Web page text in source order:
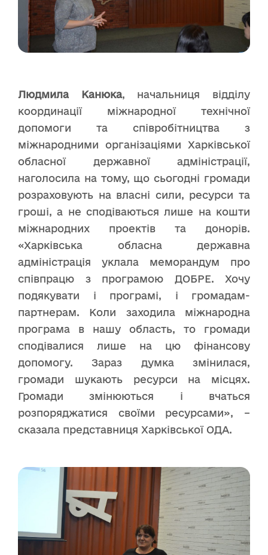
Людмила Канюка, начальниця відділу
координації міжнародної технічної
допомоги та співробітництва з
міжнародними організаціями Харківської
обласної державної адміністрації,
наголосила на тому, що сьогодні громади
розраховують на власні сили, ресурси та
гроші, а не сподіваються лише на кошти
міжнародних проектів та донорів.
«Харківська обласна державна
адміністрація уклала меморандум про
співпрацю з програмою ДОБРЕ. Хочу
подякувати і програмі, і громадам-
партнерам. Коли заходила міжнародна
програма в нашу область, то громади
сподівалися лише на цю фінансову
допомогу. Зараз думка змінилася,
громади шукають ресурси на місцях.
Громади змінюються і вчаться
розпоряджатися своїми ресурсами», –
сказала представниця Харківської ОДА.